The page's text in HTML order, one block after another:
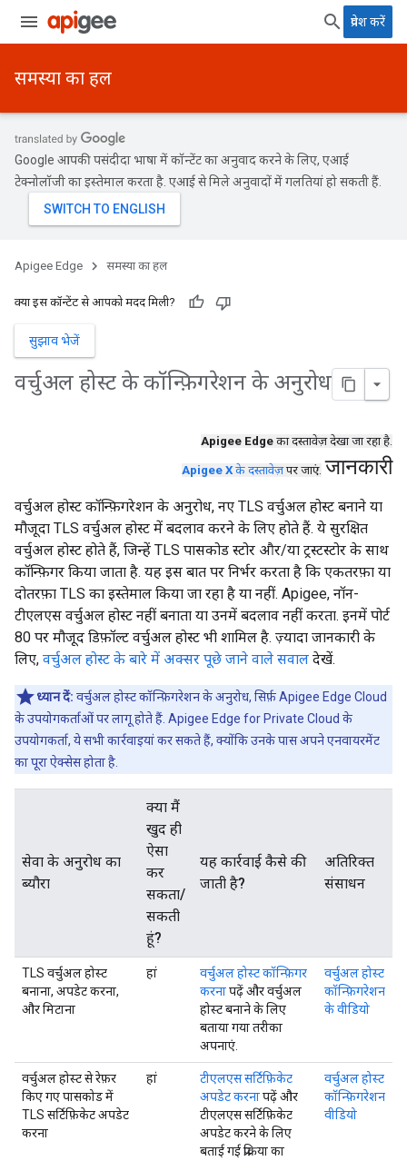
प्रवेश करें
समस्या का हल
Google आपकी पसंदीदा भाषा में कॉन्टेंट का अनुवाद करने के लिए, एआई
टेक्नोलॉजी का इस्तेमाल करता है. एआई से मिले अनुवादों में गलतियां हो सकती हैं.
Apigee Edge समस्या का हल
क्या इस कॉन्टेंट से आपको मदद मिली?
सुझाव भेजें
वर्चुअल होस्ट के कॉन्फ़िगरेशन के अनुरोध
Apigee Edge का दस्तावेज़ देखा जा रहा है.
Apigee X के दस्तावेज़पर जाएं. जानकारी
वर्चुअल होस्ट कॉन्फ़िगरेशन के अनुरोध, नए TLS वर्चुअल होस्ट बनाने या
मौजूदा TLS वर्चुअल होस्ट में बदलाव करने के लिए होते हैं. ये सुरक्षित
वर्चुअल होस्ट होते हैं, जिन्हें TLS पासकोड स्टोर और/या ट्रस्टस्टोर के साथ
कॉन्फ़िगर किया जाता है. यह इस बात पर निर्भर करता है कि एकतरफ़ा या
दोतरफ़ा TLS का इस्तेमाल किया जा रहा है या नहीं. Apigee, नॉन-
टीएलएस वर्चुअल होस्ट नहीं बनाता या उनमें बदलाव नहीं करता. इनमें पोर्ट
80 पर मौजूद डिफ़ॉल्ट वर्चुअल होस्ट भी शामिल है. ज़्यादा जानकारी के
लिए, वर्चुअल होस्ट के बारे में अक्सर पूछे जाने वाले सवाल देखें.
ध्यान दें: वर्चुअल होस्ट कॉन्फ़िगरेशन के अनुरोध, सिर्फ़ Apigee Edge Cloud
के उपयोगकर्ताओं पर लागू होते हैं. Apigee Edge for Private Cloud के
उपयोगकर्ता, ये सभी कार्रवाइयां कर सकते हैं, क्योंकि उनके पास अपने एनवायरमेंट
का पूरा ऐक्सेस होता है.
सेवा के अनुरोध का
ब्यौरा
क्या मैं
खुद ही
ऐसा
कर
सकता/
सकती
हूं?
यह कार्रवाई कैसे की
जाती है?
अतिरिक्त
संसाधन
TLS वर्चुअल होस्ट
बनाना, अपडेट करना,
और मिटाना
हां
वर्चुअल होस्ट कॉन्फ़िगर
करनापढ़ें और वर्चुअल
होस्ट बनाने के लिए
बताया गया तरीका
अपनाएं.
वर्चुअल होस्ट
कॉन्फ़िगरेशन
के वीडियो
वर्चुअल होस्ट से रेफ़र
किए गए पासकोड में
TLS सर्टिफ़िकेट अपडेट
करना
हां
टीएलएस सर्टिफ़िकेट
अपडेट करनापढ़ें और
टीएलएस सर्टिफ़िकेट
अपडेट करने के लिए
बताई गई प्रक्रिया का
वर्चुअल होस्ट
कॉन्फ़िगरेशन
वीडियो